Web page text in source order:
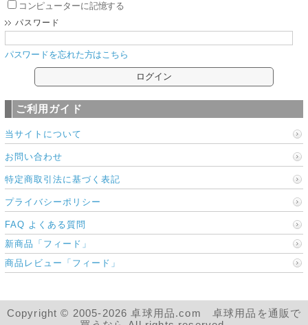
コンピューターに記憶する
パスワード
パスワードを忘れた方はこちら
ご利用ガイド
当サイトについて
お問い合わせ
特定商取引法に基づく表記
プライバシーポリシー
FAQ よくある質問
新商品「フィード」
商品レビュー「フィード」
Copyright © 2005-2026 卓球用品.com 卓球用品を通販で